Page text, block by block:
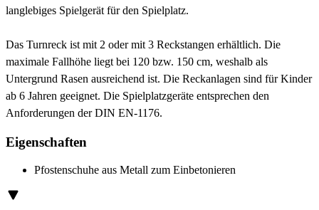
langlebiges Spielgerät für den Spielplatz.
Das Turnreck ist mit 2 oder mit 3 Reckstangen erhältlich. Die
maximale Fallhöhe liegt bei 120 bzw. 150 cm, weshalb als
Untergrund Rasen ausreichend ist. Die Reckanlagen sind für Kinder
ab 6 Jahren geeignet. Die Spielplatzgeräte entsprechen den
Anforderungen der DIN EN-1176.
Eigenschaften
Pfostenschuhe aus Metall zum Einbetonieren